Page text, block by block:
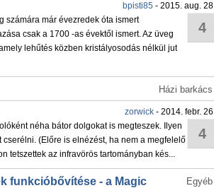
bpisti85 - 2015. aug. 28
4
számára már évezredek óta ismert
csak a 1700 -as évektől ismert. Az üveg
lehűtés közben kristályosodás nélkül jut
Házi barkács
zorwick - 2014. febr. 26
4
néha bátor dolgokat is megteszek. Ilyen
(Előre is elnézést, ha nem a megfelelő
tetszettek az infravörös tartományban kés...
Egyéb
funkcióbővítése - a Magic